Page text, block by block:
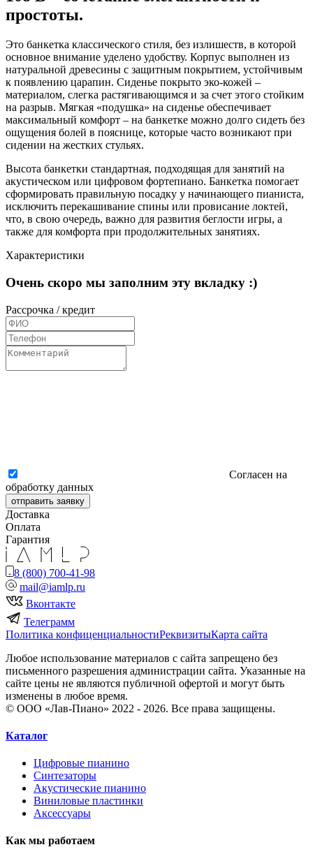
простоты.
Это банкетка классического стиля, без излишеств, в которой
основное внимание уделено удобству. Корпус выполнен из
натуральной древесины с защитным покрытием, устойчивым
к появлению царапин. Сиденье покрыто эко-кожей –
материалом, слегка растягивающимся и за счет этого стойким
на разрыв. Мягкая «подушка» на сиденье обеспечивает
максимальный комфорт – на банкетке можно долго сидеть без
ощущения болей в пояснице, которые часто возникают при
сидении на жестких стульях.
Высота банкетки стандартная, подходящая для занятий на
акустическом или цифровом фортепиано. Банкетка помогает
сформировать правильную посадку у начинающего пианиста,
исключить перекашивание спины или провисание локтей,
что, в свою очередь, важно для развития беглости игры, а
также для комфорта при продолжительных занятиях.
Характеристики
Очень скоро мы заполним эту вкладку :)
Рассрочка / кредит
Согласен на
обработку данных
отправить заявку
Доставка
Оплата
Гарантия
8 (800) 700-41-98
mail@iamlp.ru
Вконтакте
Телеграмм
Политика конфиценциальностиРеквизитыКарта сайта
Любое использование материалов с сайта запрещено без
письменного разрешения администрации сайта. Указанные на
сайте цены не являются публичной офертой и могут быть
изменены в любое время.
© ООО «Лав-Пиано» 2022 - 2026. Все права защищены.
Каталог
Цифровые пианино
Синтезаторы
Акустические пианино
Виниловые пластинки
Аксессуары
Как мы работаем